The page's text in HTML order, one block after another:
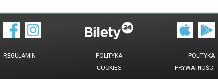
REGULAMIN
POLITYKA
PRYWATNOŚCI
POLITYKA
COOKIES